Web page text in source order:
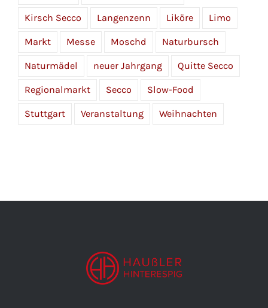
Kirsch Secco Langenzenn Liköre Limo
Markt Messe Moschd Naturbursch
Naturmädel neuer Jahrgang Quitte Secco
Regionalmarkt Secco Slow-Food
Stuttgart Veranstaltung Weihnachten